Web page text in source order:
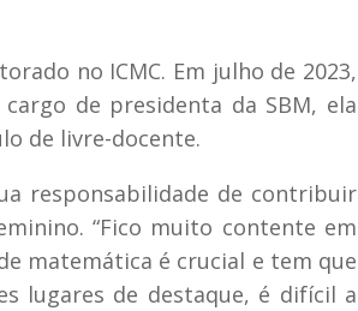
no ICMC. Em julho de 2023,
de presidenta da SBM, ela
de livre-docente.
responsabilidade de contribuir
“Fico muito contente em
matemática é crucial e tem que
lugares de destaque, é difícil a